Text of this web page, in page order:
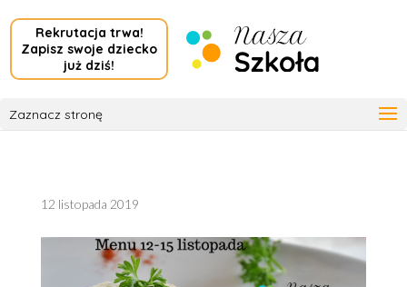
Rekrutacja trwa!
Zapisz swoje dziecko
już dziś!
Zaznacz stronę
12 listopada 2019